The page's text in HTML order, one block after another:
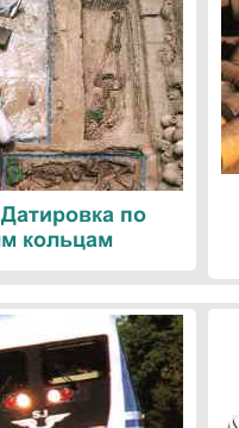
по
кольцам